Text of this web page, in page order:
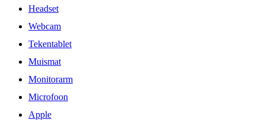
Headset
Webcam
Tekentablet
Muismat
Monitorarm
Microfoon
Apple